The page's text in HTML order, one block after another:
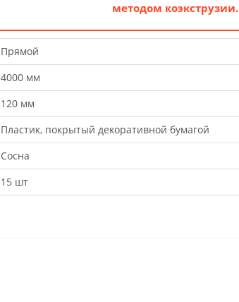
методом коэкструзии.
Прямой
4000 мм
120 мм
Пластик, покрытый декоративной бумагой
Сосна
15 шт